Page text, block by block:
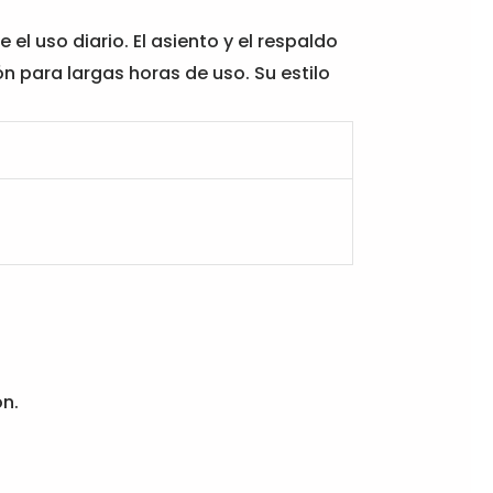
uso diario. El asiento y el respaldo
para largas horas de uso. Su estilo